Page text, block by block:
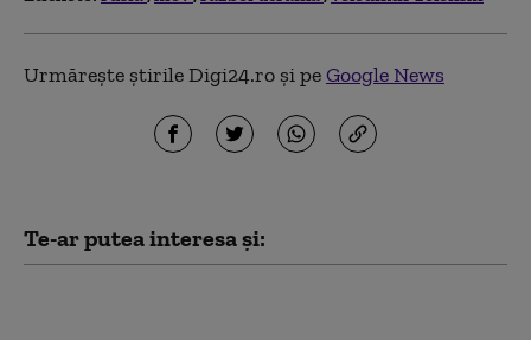
Urmărește știrile Digi24.ro și peGoogle News
Te-ar putea interesa și: